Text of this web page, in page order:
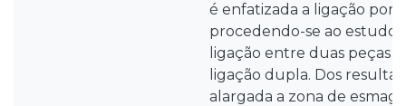
é enfatizada a ligação por
procedendo-se ao estudo
ligação entre duas peças
ligação dupla. Dos
alargada a zona de